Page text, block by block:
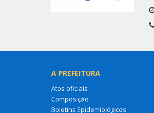
A PREFEITURA
Atos oficiais
Composição
Boletins Epidemiológicos